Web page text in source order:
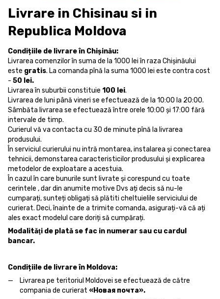
Livrare in Chisinau si in
Republica Moldova
Condițiile de livrare în Chișinău:
Livrarea comenzilor în suma de la 1000 lei în raza Chișinăului
este gratis. La comanda pînă la suma 1000 lei este contra cost
- 50 lei.
Livrarea în suburbii constituie 100 lei.
Livrarea de luni până vineri se efectuează de la 10:00 la 20:00.
Sâmbăta livrarea se efectuează între orele 10:00 și 17:00 fără
intervale de timp.
Curierul vă va contacta cu 30 de minute pînă la livrarea
produsului.
În serviciul curierului nu intră montarea, instalarea și conectarea
tehnicii, demonstarea caracteristicilor produsului și explicarea
metodelor de exploatare a acestuia.
În cazul în care bunurile sunt livrate și corespund cu toate
cerintele , dar din anumite motive Dvs ați decis să nu-le
cumparați, sunteți obligați să plătiti cheltuielile serviciului de
curierat. Deci, înainte de a trimite comanda, asigurați-vă că ați
ales exact modelul care doriți să cumpărați.
Modalităţi de plată se fac in numerar sau cu cardul
bancar.
Condițiile de livrare în Moldova:
Livrarea pe teritoriul Moldovei se efectuează de către
compania de curierat «Новая почта».